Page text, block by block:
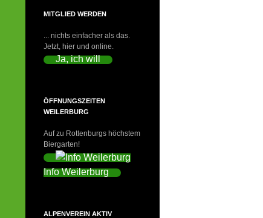
MITGLIED WERDEN
... nichts einfacher als das.
Jetzt, hier und online.
Ja, ich will
ÖFFNUNGSZEITEN
WEILERBURG
Auf zu Rottenburgs höchstem
Biergarten!
Info Weilerburg
ALPENVEREIN AKTIV